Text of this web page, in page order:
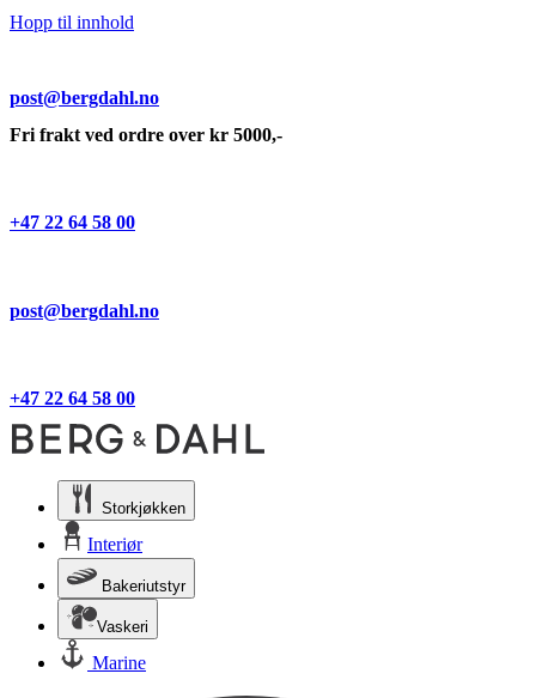
Hopp til innhold
post@bergdahl.no
Fri frakt ved ordre over kr 5000,-
+47 22 64 58 00
post@bergdahl.no
+47 22 64 58 00
Storkjøkken
Interiør
Bakeriutstyr
Vaskeri
Marine